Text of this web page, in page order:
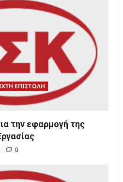
ΕΠΙΣΤΟΛΗ
την εφαρμογή της
0